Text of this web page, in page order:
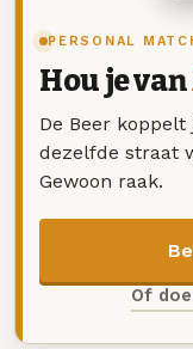
PERSONAL
Hou je van
De Beer
dezelfde straat
Gewoon raak.
Of